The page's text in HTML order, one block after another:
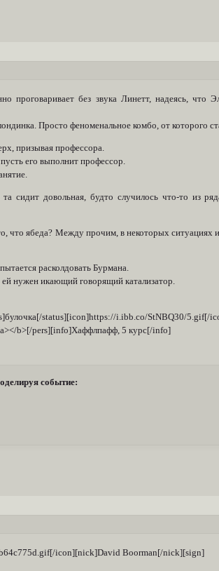
проговаривает без звука Линетт, надеясь, что
Просто феноменальное комбо, от которого
призывая профессора.
его выполнит профессор.
сидит довольная, будто случилось что-то из
что ябеда? Между прочим, в некоторых ситуациях
расколдовать Бурмана.
нужен икающий говорящий катализатор.
status][icon]https://i.ibb.co/StNBQ30/
b>[/pers][info]Хаффлпафф, 5 курс[/info]
событие:
icon][nick]David Boorman[/nick][sign]